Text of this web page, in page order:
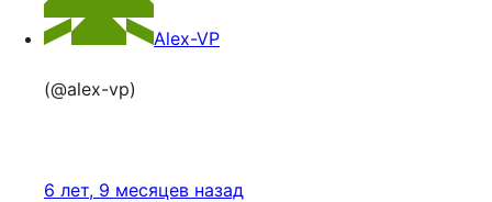
Alex-VP
(@alex-vp)
6 лет, 9 месяцев назад